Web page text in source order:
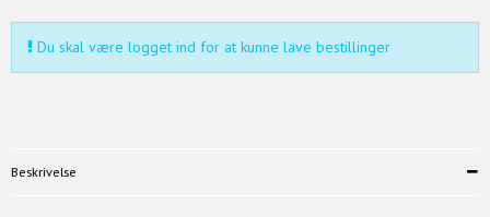
Du skal være logget ind for at kunne lave bestillinger
Beskrivelse